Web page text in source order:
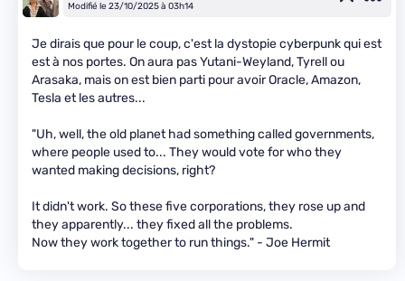
Modifié le 23/10/2025 à 03h14
Je dirais que pour le coup, c'est la dystopie cyberpunk qui est
est à nos portes. On aura pas Yutani-Weyland, Tyrell ou
Arasaka, mais on est bien parti pour avoir Oracle, Amazon,
Tesla et les autres...
"Uh, well, the old planet had something called governments,
where people used to... They would vote for who they
wanted making decisions, right?
It didn't work. So these five corporations, they rose up and
they apparently... they fixed all the problems.
Now they work together to run things." - Joe Hermit